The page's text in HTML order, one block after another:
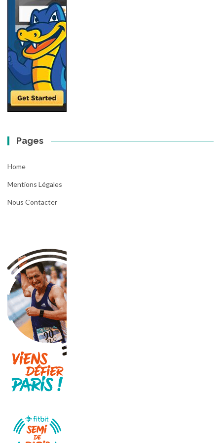
Pages
Home
Mentions Légales
Nous Contacter